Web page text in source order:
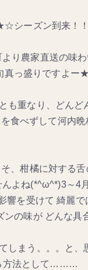
シーズン到来！！
り農家直送の味
真っ盛りですよ
も重なり、どん
食べずして河内
、柑橘に対する
よね(*^ω^*)3～4
響を受けて 綺麗
の味が どんな具
しまう。。。と
方法として………